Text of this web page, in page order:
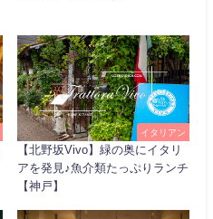
イタリアン
【北野坂Vivo】緑の奥にイタリ
アを発見♪魚介類たっぷりランチ
【神戸】